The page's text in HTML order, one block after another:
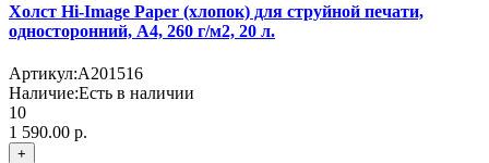
Холст Hi-Image Paper (хлопок) для струйной печати,
односторонний, A4, 260 г/м2, 20 л.
Артикул:A201516
Наличие:Есть в наличии
10
1 590.00 р.
+